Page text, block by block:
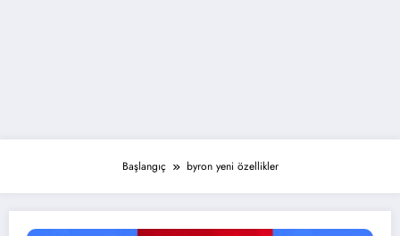
Başlangıç byron yeni özellikler